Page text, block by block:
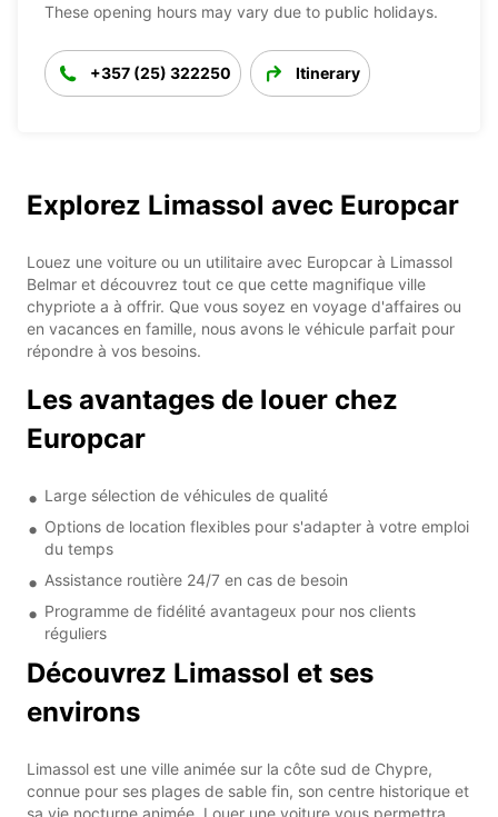
These opening hours may vary due to public holidays.
+357 (25) 322250 Itinerary
Explorez Limassol avec Europcar
Louez une voiture ou un utilitaire avec Europcar à Limassol
Belmar et découvrez tout ce que cette magnifique ville
chypriote a à offrir. Que vous soyez en voyage d'affaires ou
en vacances en famille, nous avons le véhicule parfait pour
répondre à vos besoins.
Les avantages de louer chez
Europcar
Large sélection de véhicules de qualité
Options de location flexibles pour s'adapter à votre emploi
du temps
Assistance routière 24/7 en cas de besoin
Programme de fidélité avantageux pour nos clients
réguliers
Découvrez Limassol et ses
environs
Limassol est une ville animée sur la côte sud de Chypre,
connue pour ses plages de sable fin, son centre historique et
sa vie nocturne animée. Louer une voiture vous permettra